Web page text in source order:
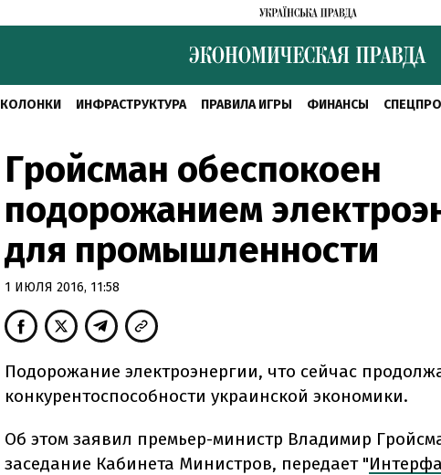
КОЛОНКИ ИНФРАСТРУКТУРА ПРАВИЛА ИГРЫ ФИНАНСЫ
Гройсман обеспокоен
подорожанием
для промышленности
1 ИЮЛЯ 2016, 11:58
Подорожание электроэнергии, что сейчас
конкурентоспособности украинской экономики.
Об этом заявил премьер-министр Владимир
заседание Кабинета Министров, передает "